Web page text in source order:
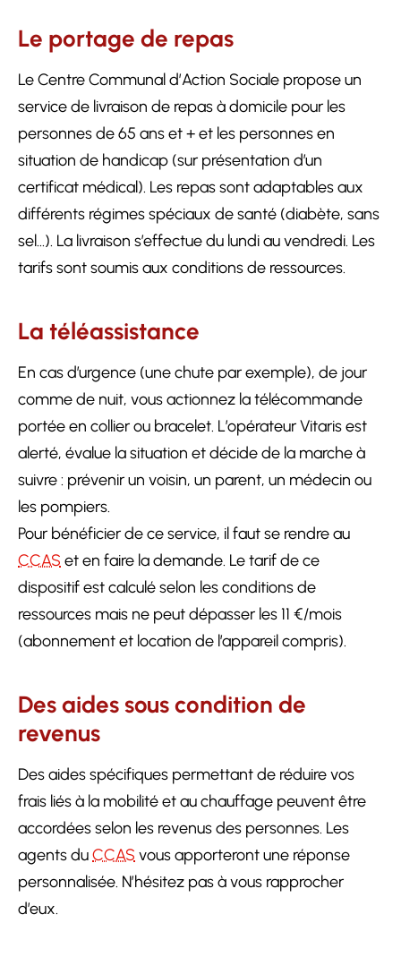
Le portage de repas
Le Centre Communal d’Action Sociale propose un
service de livraison de repas à domicile pour les
personnes de 65 ans et + et les personnes en
situation de handicap (sur présentation d’un
certificat médical). Les repas sont adaptables aux
différents régimes spéciaux de santé (diabète, sans
sel…). La livraison s’effectue du lundi au vendredi. Les
tarifs sont soumis aux conditions de ressources.
La téléassistance
En cas d’urgence (une chute par exemple), de jour
comme de nuit, vous actionnez la télécommande
portée en collier ou bracelet. L’opérateur Vitaris est
alerté, évalue la situation et décide de la marche à
suivre : prévenir un voisin, un parent, un médecin ou
les pompiers.
Pour bénéficier de ce service, il faut se rendre au
CCAS et en faire la demande. Le tarif de ce
dispositif est calculé selon les conditions de
ressources mais ne peut dépasser les 11 €/mois
(abonnement et location de l’appareil compris).
Des aides sous condition de
revenus
Des aides spécifiques permettant de réduire vos
frais liés à la mobilité et au chauffage peuvent être
accordées selon les revenus des personnes. Les
agents duCCAS vous apporteront une réponse
personnalisée. N’hésitez pas à vous rapprocher
d’eux.